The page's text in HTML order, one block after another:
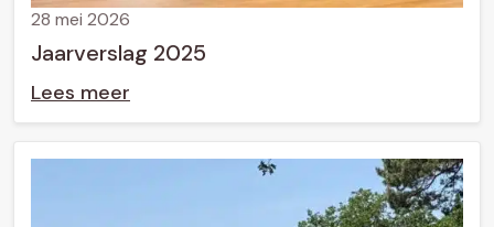
Jaarverslag 2025
28 mei 2026
Lees meer